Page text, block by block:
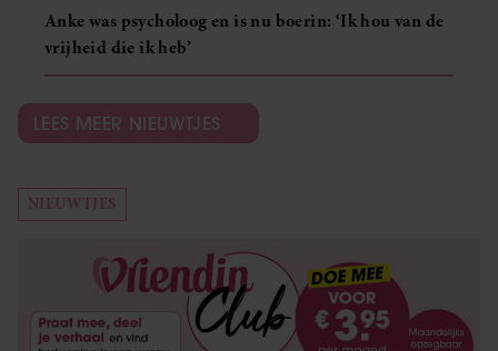
Anke was psycholoog en is nu boerin: ‘Ik hou van de
vrijheid die ik heb’
LEES MEER NIEUWTJES
NIEUWTJES